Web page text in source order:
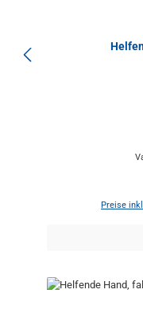
Preise